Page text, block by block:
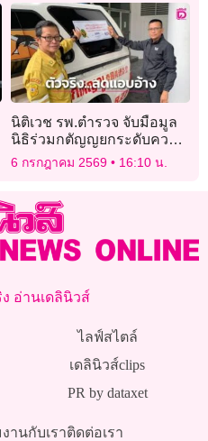
​นิติเวช รพ.ตำรวจ จับมือมูล
นิธิร่วมกตัญญยกระดับความ
โปร่งใส ติดสติกเกอร์ข้างรถ
ป้องกันมิจฉาชีพ
6 กรกฎาคม 2569 16:10 น.
อ่านเดลินิวส์
ไลฟ์สไตล์
เดลินิวส์clips
PR by dataxet
านกับเราติดต่อเรา